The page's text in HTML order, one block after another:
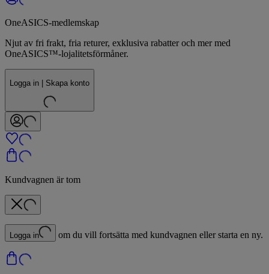
OneASICS-medlemskap
Njut av fri frakt, fria returer, exklusiva rabatter och mer med
OneASICS™-lojalitetsförmåner.
Logga in | Skapa konto
Kundvagnen är tom
Logga in om du vill fortsätta med kundvagnen eller starta en ny.